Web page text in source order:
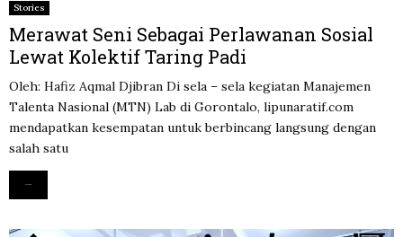
Stories
Merawat Seni Sebagai Perlawanan Sosial
Lewat Kolektif Taring Padi
Oleh: Hafiz Aqmal Djibran Di sela – sela kegiatan Manajemen
Talenta Nasional (MTN) Lab di Gorontalo, lipunaratif.com
mendapatkan kesempatan untuk berbincang langsung dengan
salah satu